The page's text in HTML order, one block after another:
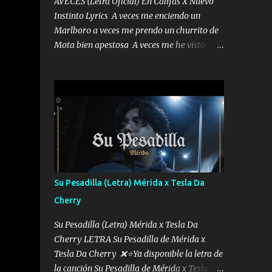
Instinto Lyrics A veces me enciendo un
Marlboro a veces me prendo un churrito de
Mota bien apestosa A veces me he visto
me mandó yo tengo el control a todos yo les
paro el dedo soy hocicon un malcriado un
malandrón Que Les importa no saben nada
falsas las risas las que me miran hay gente
corriente no quieren verte subir de level
trucha mis plebes Música A veces me pongo
un sombrero a veces me ven la cachucha de
lado con la mirada siempre en alto A veces
me fajó una super o a veces me fajó una
Glock siempre armado todas las
generaciones yo traigo El chiste es que hago
lo que quiero pues así soy me mandó yo
Su Pesadilla (Letra) Mérida x Tesla Da
Cherry
Su Pesadilla (Letra) Mérida x Tesla Da
Cherry LETRA Su Pesadilla de Mérida x
Tesla Da Cherry ❌⭐Ya disponible la letra de
la canción Su Pesadilla de Mérida x Tesla Da